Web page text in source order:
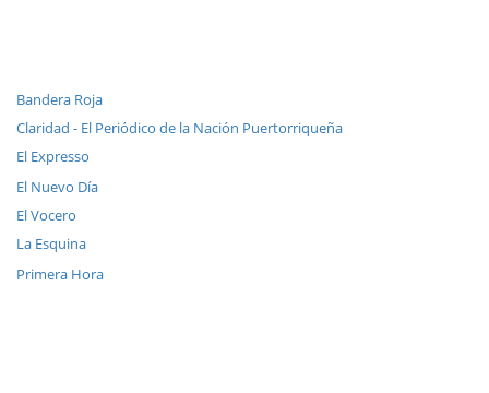
Bandera Roja
Claridad - El Periódico de la Nación Puertorriqueña
El Expresso
El Nuevo Día
El Vocero
La Esquina
Primera Hora